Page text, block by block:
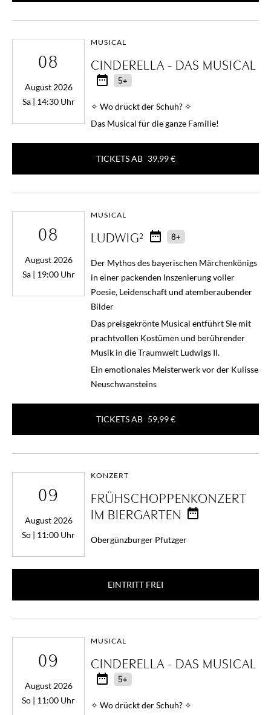
08
August 2026
Sa | 14:30 Uhr
MUSICAL
CINDERELLA - DAS MUSICAL
5+
✧ Wo drückt der Schuh? ✧
Das Musical für die ganze Familie!
TICKETS AB 39,99 €
08
August 2026
Sa | 19:00 Uhr
MUSICAL
LUDWIG² 8+
Der Mythos des bayerischen Märchenkönigs
in einer packenden Inszenierung voller
Poesie, Leidenschaft und atemberaubender
Bilder
Das preisgekrönte Musical entführt Sie mit
prachtvollen Kostümen und berührender
Musik in die Traumwelt Ludwigs II.
Ein emotionales Meisterwerk vor der Kulisse
Neuschwansteins
TICKETS AB 59,99 €
09
August 2026
So | 11:00 Uhr
KONZERT
FRÜHSCHOPPENKONZERT
IM BIERGARTEN
Obergünzburger Pfutzger
EINTRITT FREI
09
August 2026
So | 11:00 Uhr
MUSICAL
CINDERELLA - DAS MUSICAL
5+
✧ Wo drückt der Schuh? ✧